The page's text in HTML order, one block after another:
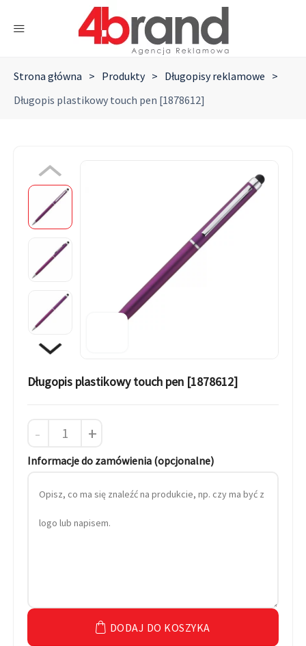
Strona główna > Produkty > Długopisy reklamowe >
Długopis plastikowy touch pen [1878612]
Długopis plastikowy touch pen [1878612]
- +
Informacje do zamówienia (opcjonalne)
DODAJ DO KOSZYKA